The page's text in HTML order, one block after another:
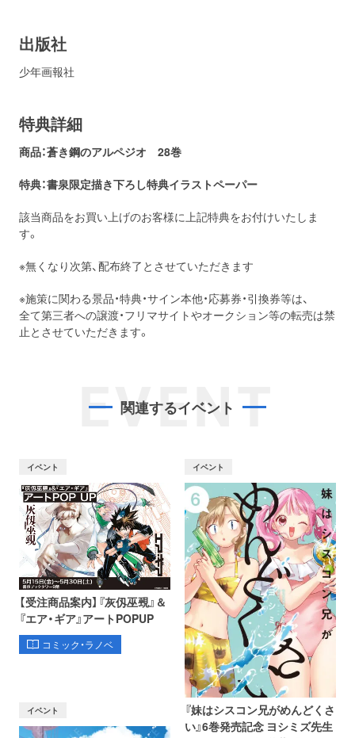
出版社
少年画報社
特典詳細
商品：蒼き鋼のアルペジオ 28巻
特典：書泉限定描き下ろし特典イラストペーパー
該当商品をお買い上げのお客様に上記特典をお付けいたしま
す。
※無くなり次第、配布終了とさせていただきます
※施策に関わる景品・特典・サイン本他・応募券・引換券等は、
全て第三者への譲渡・フリマサイトやオークション等の転売は禁
止とさせていただきます。
EVENT
関連するイベント
イベント
【受注商品案内】『灰仭巫覡』＆
『エア・ギア』アートPOPUP
コミック・ラノベ
イベント
『妹はシスコン兄がめんどくさ
い』6巻発売記念 ヨシミズ先生
イベント